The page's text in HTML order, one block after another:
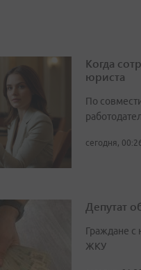
Когда
юриста
По
сегодня,
Депутат
Граждане с
ЖКУ